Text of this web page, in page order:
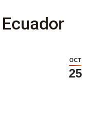
OCT
25